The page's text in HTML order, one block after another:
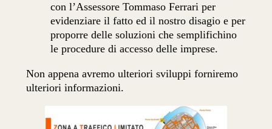
con l’Assessore Tommaso Ferrari per
evidenziare il fatto ed il nostro disagio e per
proporre delle soluzioni che semplifichino
le procedure di accesso delle imprese.
Non appena avremo ulteriori sviluppi forniremo
ulteriori informazioni.